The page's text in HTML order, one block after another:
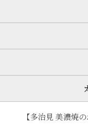
【多治見 美濃焼